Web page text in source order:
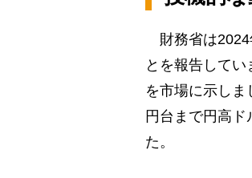
財務省は2024
とを報告して
を市場に示し
円台まで円高
た。